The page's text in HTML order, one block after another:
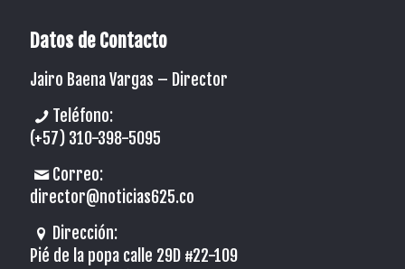
Datos de Contacto
Jairo Baena Vargas – Director
Teléfono:
(+57) 310-398-5095
Correo:
director@noticias625.co
Dirección:
Pié de la popa calle 29D #22-109